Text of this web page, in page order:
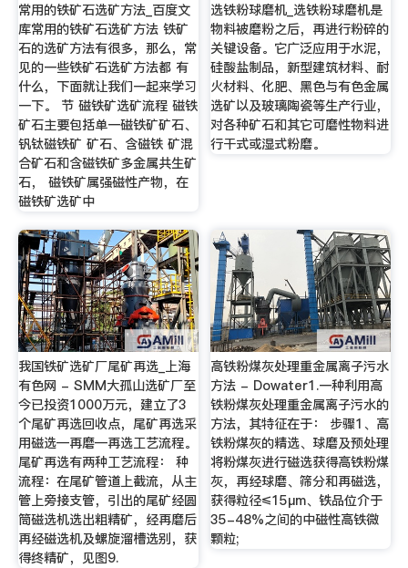
常用的铁矿石选矿方法_百度文
库常用的铁矿石选矿方法 铁矿
石的选矿方法有很多，那么，常
见的一些铁矿石选矿方法都 有
什么，下面就让我们一起来学习
一下。 节 磁铁矿选矿流程 磁铁
矿石主要包括单一磁铁矿矿石、
钒钛磁铁矿 矿石、含磁铁 矿混
合矿石和含磁铁矿多金属共生矿
石， 磁铁矿属强磁性产物，在
磁铁矿选矿中
选铁粉球磨机_选铁粉球磨机是
物料被磨粉之后，再进行粉碎的
关键设备。它广泛应用于水泥，
硅酸盐制品，新型建筑材料、耐
火材料、化肥、黑色与有色金属
选矿以及玻璃陶瓷等生产行业，
对各种矿石和其它可磨性物料进
行干式或湿式粉磨。
我国铁矿选矿厂尾矿再选_上海
有色网 - SMM大孤山选矿厂至
今已投资1000万元，建立了3
个尾矿再选回收点，尾矿再选采
用磁选—再磨—再选工艺流程。
尾矿再选有两种工艺流程： 种
流程：在尾矿管道上截流，从主
管上旁接支管，引出的尾矿经圆
筒磁选机选出粗精矿，经再磨后
再经磁选机及螺旋溜槽选别，获
得终精矿，见图9.
高铁粉煤灰处理重金属离子污水
方法 - Dowater1.一种利用高
铁粉煤灰处理重金属离子污水的
方法，其特征在于： 步骤1、高
铁粉煤灰的精选、球磨及预处理
将粉煤灰进行磁选获得高铁粉煤
灰，再经球磨、筛分和再磁选，
获得粒径≤15μm、铁品位介于
35-48%之间的中磁性高铁微
颗粒;